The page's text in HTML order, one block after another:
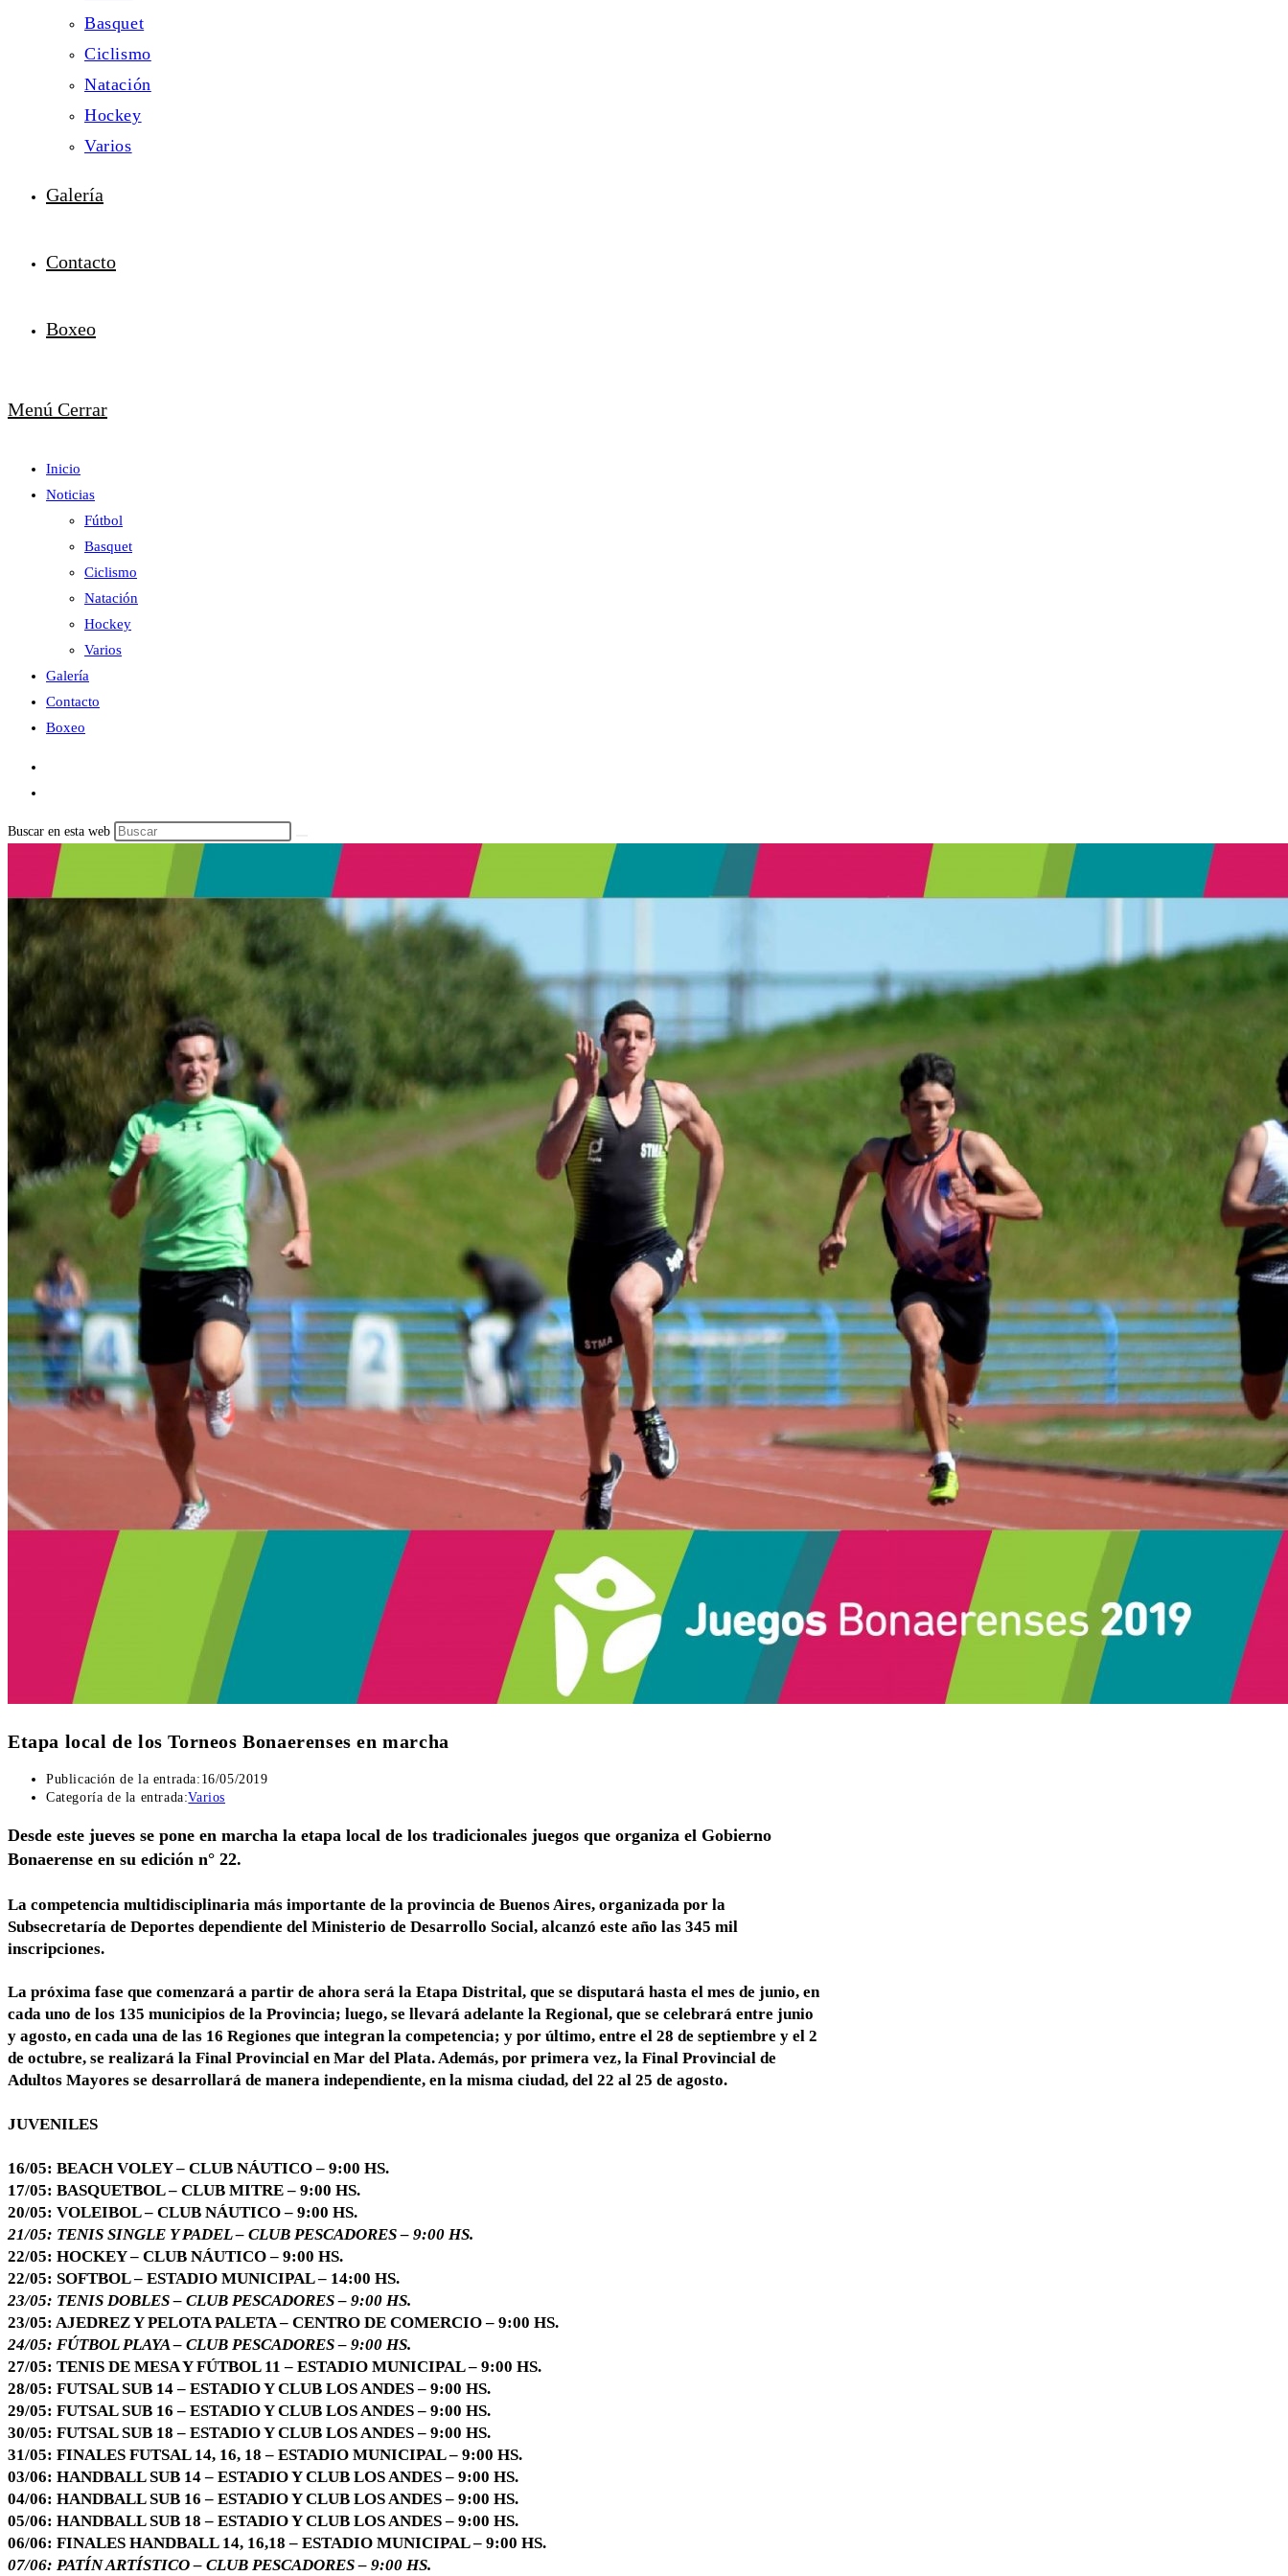
Basquet
Ciclismo
Natación
Hockey
Varios
Galería
Contacto
Boxeo
Menú Cerrar
Inicio
Noticias
Fútbol
Basquet
Ciclismo
Natación
Hockey
Varios
Galería
Contacto
Boxeo
Buscar en esta web
Etapa local de los Torneos Bonaerenses en marcha
Publicación de la entrada: 16/05/2019
Categoría de la entrada:Varios
Desde este jueves se pone en marcha la etapa local de los tradicionales juegos que organiza el Gobierno
Bonaerense en su edición n° 22.
La competencia multidisciplinaria más importante de la provincia de Buenos Aires, organizada por la
Subsecretaría de Deportes dependiente del Ministerio de Desarrollo Social, alcanzó este año las 345 mil
inscripciones.
La próxima fase que comenzará a partir de ahora será la Etapa Distrital, que se disputará hasta el mes de junio, en
cada uno de los 135 municipios de la Provincia; luego, se llevará adelante la Regional, que se celebrará entre junio
y agosto, en cada una de las 16 Regiones que integran la competencia; y por último, entre el 28 de septiembre y el 2
de octubre, se realizará la Final Provincial en Mar del Plata. Además, por primera vez, la Final Provincial de
Adultos Mayores se desarrollará de manera independiente, en la misma ciudad, del 22 al 25 de agosto.
JUVENILES
16/05: BEACH VOLEY – CLUB NÁUTICO – 9:00 HS.
17/05: BASQUETBOL – CLUB MITRE – 9:00 HS.
20/05: VOLEIBOL – CLUB NÁUTICO – 9:00 HS.
21/05: TENIS SINGLE Y PADEL – CLUB PESCADORES – 9:00 HS.
22/05: HOCKEY – CLUB NÁUTICO – 9:00 HS.
22/05: SOFTBOL – ESTADIO MUNICIPAL – 14:00 HS.
23/05: TENIS DOBLES – CLUB PESCADORES – 9:00 HS.
23/05: AJEDREZ Y PELOTA PALETA – CENTRO DE COMERCIO – 9:00 HS.
24/05: FÚTBOL PLAYA – CLUB PESCADORES – 9:00 HS.
27/05: TENIS DE MESA Y FÚTBOL 11 – ESTADIO MUNICIPAL – 9:00 HS.
28/05: FUTSAL SUB 14 – ESTADIO Y CLUB LOS ANDES – 9:00 HS.
29/05: FUTSAL SUB 16 – ESTADIO Y CLUB LOS ANDES – 9:00 HS.
30/05: FUTSAL SUB 18 – ESTADIO Y CLUB LOS ANDES – 9:00 HS.
31/05: FINALES FUTSAL 14, 16, 18 – ESTADIO MUNICIPAL – 9:00 HS.
03/06: HANDBALL SUB 14 – ESTADIO Y CLUB LOS ANDES – 9:00 HS.
04/06: HANDBALL SUB 16 – ESTADIO Y CLUB LOS ANDES – 9:00 HS.
05/06: HANDBALL SUB 18 – ESTADIO Y CLUB LOS ANDES – 9:00 HS.
06/06: FINALES HANDBALL 14, 16,18 – ESTADIO MUNICIPAL – 9:00 HS.
07/06: PATÍN ARTÍSTICO – CLUB PESCADORES – 9:00 HS.